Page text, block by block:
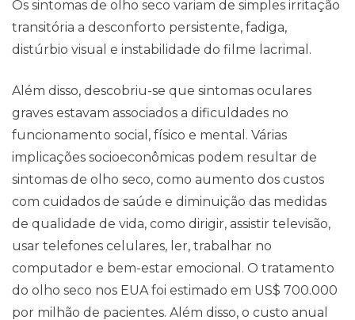
Os sintomas de olho seco variam de simples irritação
transitória a desconforto persistente, fadiga,
distúrbio visual e instabilidade do filme lacrimal.
Além disso, descobriu-se que sintomas oculares
graves estavam associados a dificuldades no
funcionamento social, físico e mental. Várias
implicações socioeconômicas podem resultar de
sintomas de olho seco, como aumento dos custos
com cuidados de saúde e diminuição das medidas
de qualidade de vida, como dirigir, assistir televisão,
usar telefones celulares, ler, trabalhar no
computador e bem-estar emocional. O tratamento
do olho seco nos EUA foi estimado em US$ 700.000
por milhão de pacientes. Além disso, o custo anual